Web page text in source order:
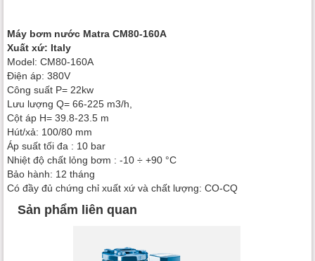
Máy bơm nước Matra CM80-160A
Xuất xứ: Italy
Model: CM80-160A
Điện áp: 380V
Công suất P= 22kw
Lưu lượng Q= 66-225 m3/h,
Cột áp H= 39.8-23.5 m
Hút/xả: 100/80 mm
Áp suất tối đa : 10 bar
Nhiệt độ chất lỏng bơm : -10 ÷ +90 °C
Bảo hành: 12 tháng
Có đầy đủ chứng chỉ xuất xứ và chất lượng: CO-CQ
Sản phẩm liên quan